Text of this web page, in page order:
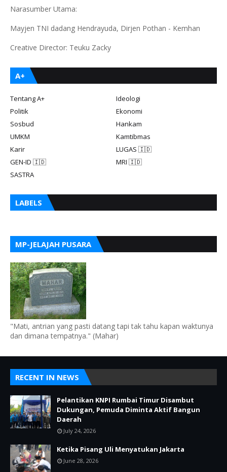
Narasumber Utama:
Mayjen TNI dadang Hendrayuda, Dirjen Pothan - Kemhan
Creative Director: Teuku Zacky
A+
Tentang A+
Ideologi
Politik
Ekonomi
Sosbud
Hankam
UMKM
Kamtibmas
Karir
LUGAS 🇮🇩
GEN-ID 🇮🇩
MRI 🇮🇩
SASTRA
LABELS
MP-JELAJAH PUSARA
"Mati, antrian yang pasti datang tapi tak tahu kapan waktunya
dan dimana tempatnya." (Mahar)
RECENT IN NEWS
Pelantikan KNPI Rumbai Timur Disambut
Dukungan, Pemuda Diminta Aktif Bangun
Daerah
July 24, 2026
Ketika Pisang Uli Menyatukan Jakarta
June 28, 2026